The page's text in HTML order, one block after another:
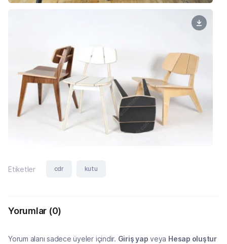
Etiketler cdr kutu
Yorumlar (0)
Yorum alanı sadece üyeler içindir. Giriş yap veya Hesap oluştur